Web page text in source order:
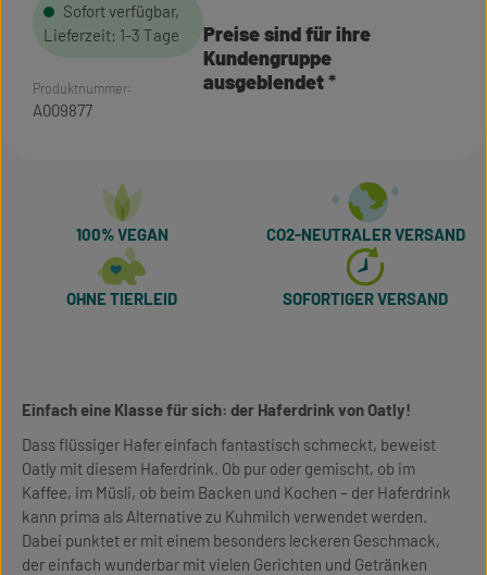
Preise sind für ihre
Kundengruppe
ausgeblendet
Sofort verfügbar,
Lieferzeit: 1-3 Tage
Produktnummer:
A009877
100% VEGAN CO2-NEUTRALER VERSAND
OHNE TIERLEID SOFORTIGER VERSAND
Einfach eine Klasse für sich: der Haferdrink von Oatly!
Dass flüssiger Hafer einfach fantastisch schmeckt, beweist
Oatly mit diesem Haferdrink. Ob pur oder gemischt, ob im
Kaffee, im Müsli, ob beim Backen und Kochen – der Haferdrink
kann prima als Alternative zu Kuhmilch verwendet werden.
Dabei punktet er mit einem besonders leckeren Geschmack,
der einfach wunderbar mit vielen Gerichten und Getränken